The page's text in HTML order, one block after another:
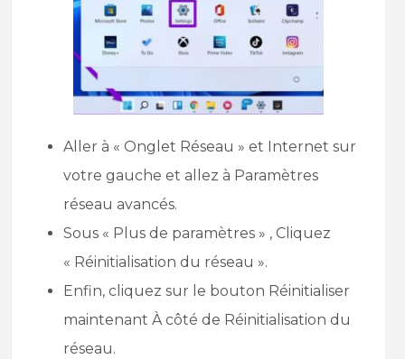
Aller à « Onglet Réseau » et Internet sur
votre gauche et allez à Paramètres
réseau avancés.
Sous « Plus de paramètres » , Cliquez
« Réinitialisation du réseau ».
Enfin, cliquez sur le bouton Réinitialiser
maintenant À côté de Réinitialisation du
réseau.